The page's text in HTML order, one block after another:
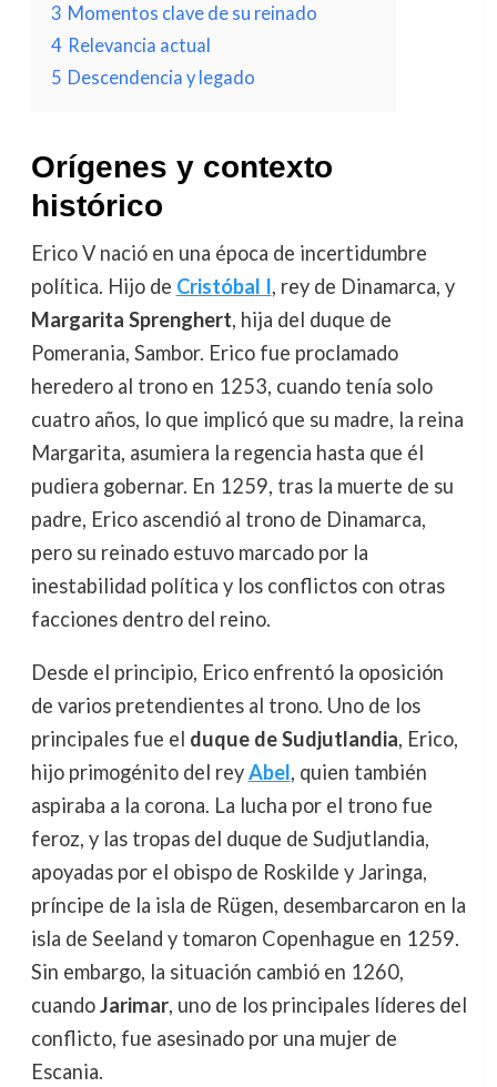
3 Momentos clave de su reinado
4 Relevancia actual
5 Descendencia y legado
Orígenes y contexto
histórico
Erico V nació en una época de incertidumbre
política. Hijo de Cristóbal I, rey de Dinamarca, y
Margarita Sprenghert, hija del duque de
Pomerania, Sambor. Erico fue proclamado
heredero al trono en 1253, cuando tenía solo
cuatro años, lo que implicó que su madre, la reina
Margarita, asumiera la regencia hasta que él
pudiera gobernar. En 1259, tras la muerte de su
padre, Erico ascendió al trono de Dinamarca,
pero su reinado estuvo marcado por la
inestabilidad política y los conflictos con otras
facciones dentro del reino.
Desde el principio, Erico enfrentó la oposición
de varios pretendientes al trono. Uno de los
principales fue el duque de Sudjutlandia, Erico,
hijo primogénito del reyAbel, quien también
aspiraba a la corona. La lucha por el trono fue
feroz, y las tropas del duque de Sudjutlandia,
apoyadas por el obispo de Roskilde y Jaringa,
príncipe de la isla de Rügen, desembarcaron en la
isla de Seeland y tomaron Copenhague en 1259.
Sin embargo, la situación cambió en 1260,
cuandoJarimar, uno de los principales líderes del
conflicto, fue asesinado por una mujer de
Escania.